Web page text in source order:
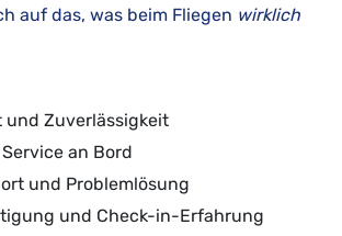
auf das, was beim Fliegen wirklich
und Zuverlässigkeit
an Bord
und Problemlösung
und Check-in-Erfahrung